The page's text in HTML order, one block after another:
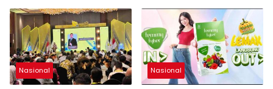
Nasional Nasional